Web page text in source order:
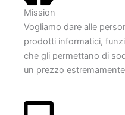
Mission
Vogliamo dare alle
prodotti informatici,
che gli permettano di
un prezzo